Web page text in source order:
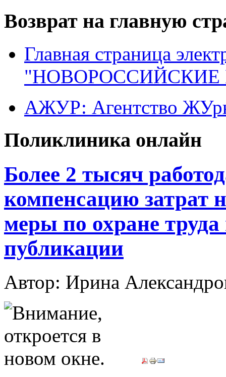
Возврат на главную
Главная страница
"НОВОРОССИЙСКИЕ
АЖУР: Агентство
Поликлиника онлайн
Более 2 тысяч
компенсацию затрат
меры по охране труда
публикации
Автор: Ирина